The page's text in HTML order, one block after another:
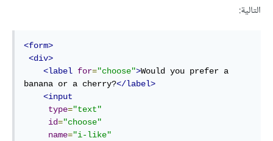
التالية:
<form>
<div>
<label for="choose">Would you prefer a
banana or a cherry?</label>
<input
type="text"
id="choose"
name="i-like"